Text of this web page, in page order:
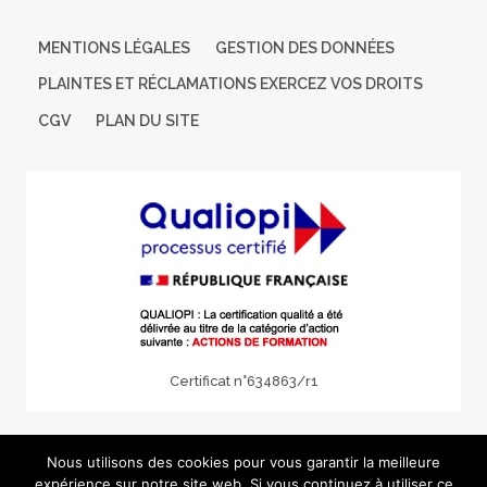
MENTIONS LÉGALES GESTION DES DONNÉES
PLAINTES ET RÉCLAMATIONS EXERCEZ VOS DROITS
CGV PLAN DU SITE
Certificat n°634863/r1
© 2026 ILAE Formation - Pour les professionnels
Nous utilisons des cookies pour vous garantir la meilleure